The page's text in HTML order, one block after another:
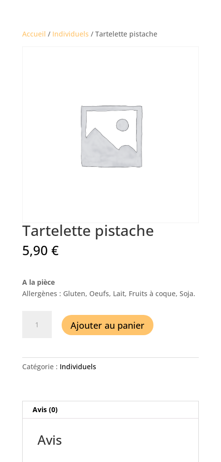
Accueil / Individuels / Tartelette pistache
Tartelette pistache
5,90 €
A la pièce
Allergènes : Gluten, Oeufs, Lait, Fruits à coque, Soja.
Ajouter au panier
Catégorie : Individuels
Avis (0)
Avis